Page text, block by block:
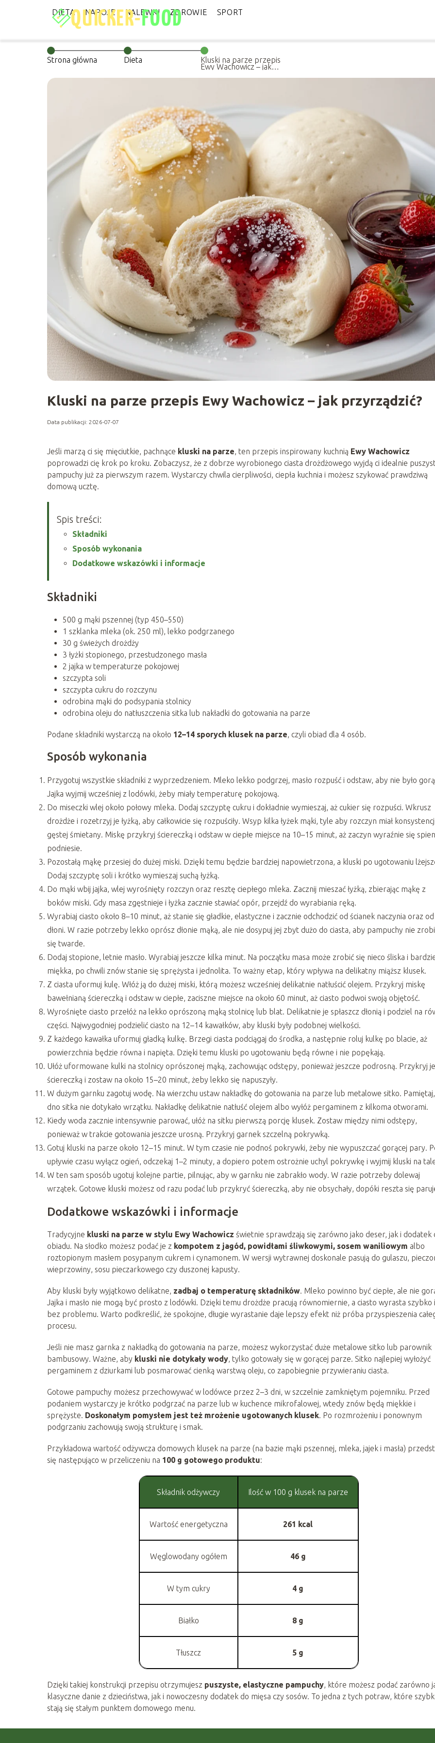
DIETA NAPOJE NALEWKI ZDROWIE SPORT
Strona główna Dieta Kluski na parze przepis
Ewy Wachowicz – jak
Kluski na parze przepis Ewy Wachowicz – jak przyrządzić?
Data publikacji: 2026-07-07
Jeśli marzą ci się mięciutkie, pachnące kluski na parze, ten przepis inspirowany kuchnią Ewy Wachowicz
poprowadzi cię krok po kroku. Zobaczysz, że z dobrze wyrobionego ciasta drożdżowego wyjdą ci idealnie
pampuchy już za pierwszym razem. Wystarczy chwila cierpliwości, ciepła kuchnia i możesz szykować prawdziwą
domową ucztę.
Spis treści:
Składniki
Sposób wykonania
Dodatkowe wskazówki i informacje
Składniki
500 g mąki pszennej (typ 450–550)
1 szklanka mleka (ok. 250 ml), lekko podgrzanego
30 g świeżych drożdży
3 łyżki stopionego, przestudzonego masła
2 jajka w temperaturze pokojowej
szczypta soli
szczypta cukru do rozczynu
odrobina mąki do podsypania stolnicy
odrobina oleju do natłuszczenia sitka lub nakładki do gotowania na parze
Podane składniki wystarczą na około 12–14 sporych klusek na parze, czyli obiad dla 4 osób.
Sposób wykonania
Przygotuj wszystkie składniki z wyprzedzeniem. Mleko lekko podgrzej, masło rozpuść i odstaw, aby nie było
Jajka wyjmij wcześniej z lodówki, żeby miały temperaturę pokojową.
Do miseczki wlej około połowy mleka. Dodaj szczyptę cukru i dokładnie wymieszaj, aż cukier się rozpuści. Wkrusz
drożdże i rozetrzyj je łyżką, aby całkowicie się rozpuściły. Wsyp kilka łyżek mąki, tyle aby rozczyn miał
gęstej śmietany. Miskę przykryj ściereczką i odstaw w ciepłe miejsce na 10–15 minut, aż zaczyn wyraźnie się
podniesie.
Pozostałą mąkę przesiej do dużej miski. Dzięki temu będzie bardziej napowietrzona, a kluski po ugotowaniu
Dodaj szczyptę soli i krótko wymieszaj suchą łyżką.
Do mąki wbij jajka, wlej wyrośnięty rozczyn oraz resztę ciepłego mleka. Zacznij mieszać łyżką, zbierając mąkę z
boków miski. Gdy masa zgęstnieje i łyżka zacznie stawiać opór, przejdź do wyrabiania ręką.
Wyrabiaj ciasto około 8–10 minut, aż stanie się gładkie, elastyczne i zacznie odchodzić od ścianek naczynia oraz od
dłoni. W razie potrzeby lekko oprósz dłonie mąką, ale nie dosypuj jej zbyt dużo do ciasta, aby pampuchy nie
się twarde.
Dodaj stopione, letnie masło. Wyrabiaj jeszcze kilka minut. Na początku masa może zrobić się nieco śliska i
miękka, po chwili znów stanie się sprężysta i jednolita. To ważny etap, który wpływa na delikatny miąższ klusek.
Z ciasta uformuj kulę. Włóż ją do dużej miski, którą możesz wcześniej delikatnie natłuścić olejem. Przykryj miskę
bawełnianą ściereczką i odstaw w ciepłe, zaciszne miejsce na około 60 minut, aż ciasto podwoi swoją objętość.
Wyrośnięte ciasto przełóż na lekko oprószoną mąką stolnicę lub blat. Delikatnie je spłaszcz dłonią i podziel na
części. Najwygodniej podzielić ciasto na 12–14 kawałków, aby kluski były podobnej wielkości.
Z każdego kawałka uformuj gładką kulkę. Brzegi ciasta podciągaj do środka, a następnie roluj kulkę po blacie, aż
powierzchnia będzie równa i napięta. Dzięki temu kluski po ugotowaniu będą równe i nie popękają.
Ułóż uformowane kulki na stolnicy oprószonej mąką, zachowując odstępy, ponieważ jeszcze podrosną. Przykryj je
ściereczką i zostaw na około 15–20 minut, żeby lekko się napuszyły.
W dużym garnku zagotuj wodę. Na wierzchu ustaw nakładkę do gotowania na parze lub metalowe sitko.
dno sitka nie dotykało wrzątku. Nakładkę delikatnie natłuść olejem albo wyłóż pergaminem z kilkoma otworami.
Kiedy woda zacznie intensywnie parować, ułóż na sitku pierwszą porcję klusek. Zostaw między nimi odstępy,
ponieważ w trakcie gotowania jeszcze urosną. Przykryj garnek szczelną pokrywką.
Gotuj kluski na parze około 12–15 minut. W tym czasie nie podnoś pokrywki, żeby nie wypuszczać gorącej pary.
upływie czasu wyłącz ogień, odczekaj 1–2 minuty, a dopiero potem ostrożnie uchyl pokrywkę i wyjmij kluski na
W ten sam sposób ugotuj kolejne partie, pilnując, aby w garnku nie zabrakło wody. W razie potrzeby dolewaj
wrzątek. Gotowe kluski możesz od razu podać lub przykryć ściereczką, aby nie obsychały, dopóki reszta się
Dodatkowe wskazówki i informacje
Tradycyjne kluski na parze w stylu Ewy Wachowicz świetnie sprawdzają się zarówno jako deser, jak i dodatek
obiadu. Na słodko możesz podać je z kompotem z jagód, powidłami śliwkowymi, sosem waniliowym albo
roztopionym masłem posypanym cukrem i cynamonem. W wersji wytrawnej doskonale pasują do gulaszu,
wieprzowiny, sosu pieczarkowego czy duszonej kapusty.
Aby kluski były wyjątkowo delikatne, zadbaj o temperaturę składników. Mleko powinno być ciepłe, ale nie
Jajka i masło nie mogą być prosto z lodówki. Dzięki temu drożdże pracują równomiernie, a ciasto wyrasta szybko i
bez problemu. Warto podkreślić, że spokojne, długie wyrastanie daje lepszy efekt niż próba przyspieszenia
procesu.
Jeśli nie masz garnka z nakładką do gotowania na parze, możesz wykorzystać duże metalowe sitko lub parownik
bambusowy. Ważne, aby kluski nie dotykały wody, tylko gotowały się w gorącej parze. Sitko najlepiej wyłożyć
pergaminem z dziurkami lub posmarować cienką warstwą oleju, co zapobiegnie przywieraniu ciasta.
Gotowe pampuchy możesz przechowywać w lodówce przez 2–3 dni, w szczelnie zamkniętym pojemniku. Przed
podaniem wystarczy je krótko podgrzać na parze lub w kuchence mikrofalowej, wtedy znów będą miękkie i
sprężyste. Doskonałym pomysłem jest też mrożenie ugotowanych klusek. Po rozmrożeniu i ponownym
podgrzaniu zachowują swoją strukturę i smak.
Przykładowa wartość odżywcza domowych klusek na parze (na bazie mąki pszennej, mleka, jajek i masła)
się następująco w przeliczeniu na 100 g gotowego produktu:
Składnik odżywczy Ilość w 100 g klusek na parze
Wartość energetyczna 261 kcal
Węglowodany ogółem 46 g
W tym cukry 4 g
Białko 8 g
Tłuszcz 5 g
Dzięki takiej konstrukcji przepisu otrzymujesz puszyste, elastyczne pampuchy, które możesz podać zarówno
klasyczne danie z dzieciństwa, jak i nowoczesny dodatek do mięsa czy sosów. To jedna z tych potraw, które
stają się stałym punktem domowego menu.